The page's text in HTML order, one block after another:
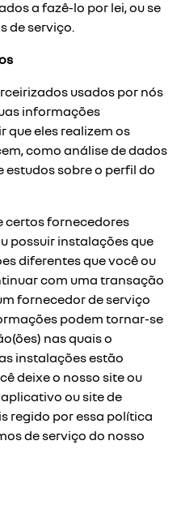
a fazê-lo por lei, ou se
de serviço.
usados por nós
informações
eles realizem os
como análise de dados
sobre o perfil do
certos fornecedores
possuir instalações que
diferentes que você ou
com uma transação
fornecedor de serviço
podem tornar-se
nas quais o
instalações estão
deixe o nosso site ou
ou site de
regido por essa política
de serviço do nosso